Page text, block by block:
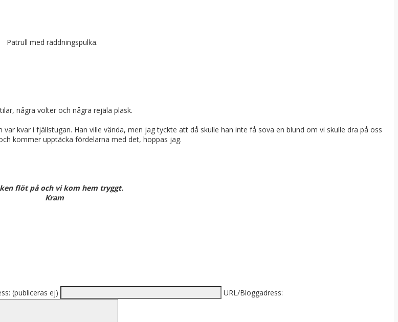
Patrull med räddningspulka.
några volter och några rejäla plask.
kvar i fjällstugan. Han ville vända, men jag tyckte att då skulle han inte få sova en blund om vi skulle dra på oss
kommer upptäcka fördelarna med det, hoppas jag.
flöt på och vi kom hem tryggt.
Kram
(publiceras ej) URL/Bloggadress: